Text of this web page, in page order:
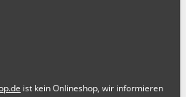
ist kein Onlineshop, wir informieren